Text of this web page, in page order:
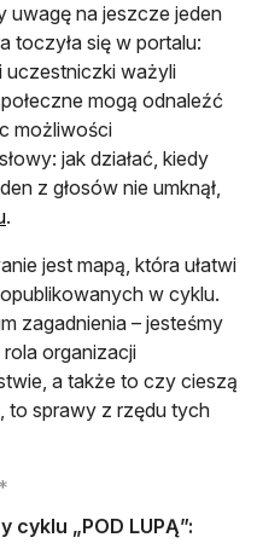
uwagę na jeszcze jeden
toczyła się w portalu:
uczestniczki ważyli
mogą odnaleźć
możliwości
jak działać, kiedy
z głosów nie umknął,
.
jest mapą, która ułatwi
w cyklu.
zagadnienia – jesteśmy
organizacji
a także to czy cieszą
to sprawy z rzędu tych
cyklu „POD LUPĄ”: